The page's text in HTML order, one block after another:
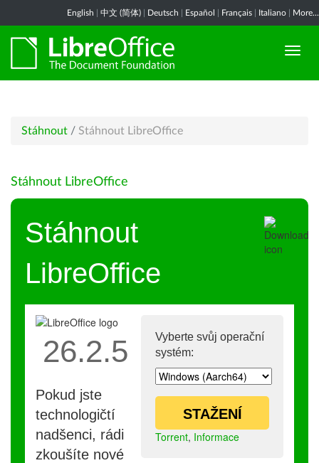
English 中文 (简体) Deutsch Español Français Italiano More...
Stáhnout / Stáhnout LibreOffice
Stáhnout LibreOffice
Stáhnout
LibreOffice
Vyberte svůj operační
systém:
STAŽENÍ
Torrent, Informace
26.2.5
Pokud jste
technologičtí
nadšenci, rádi
zkoušíte nové